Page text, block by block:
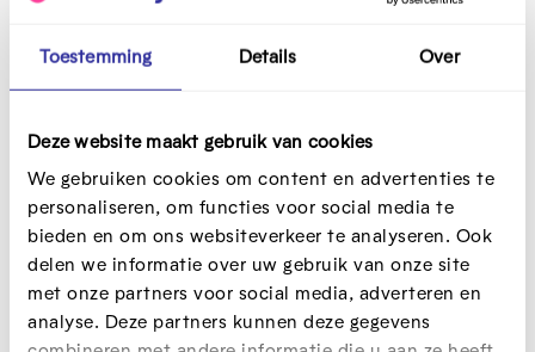
Toestemming Details Over
Deze website maakt gebruik van cookies
We gebruiken cookies om content en advertenties te
personaliseren, om functies voor social media te
bieden en om ons websiteverkeer te analyseren. Ook
delen we informatie over uw gebruik van onze site
met onze partners voor social media, adverteren en
analyse. Deze partners kunnen deze gegevens
oefeningen.
Downloadde handleiding
.
Beluister de luisterverhalen via
Het Geluidshuis
Spotify